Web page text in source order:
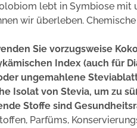
lebt in Symbiose mit
wir überleben.
Sie vorzugsweise
Index (auch für
ungemahlene
Isolat von Stevia, um zu
Stoffe sind
Parfüms,